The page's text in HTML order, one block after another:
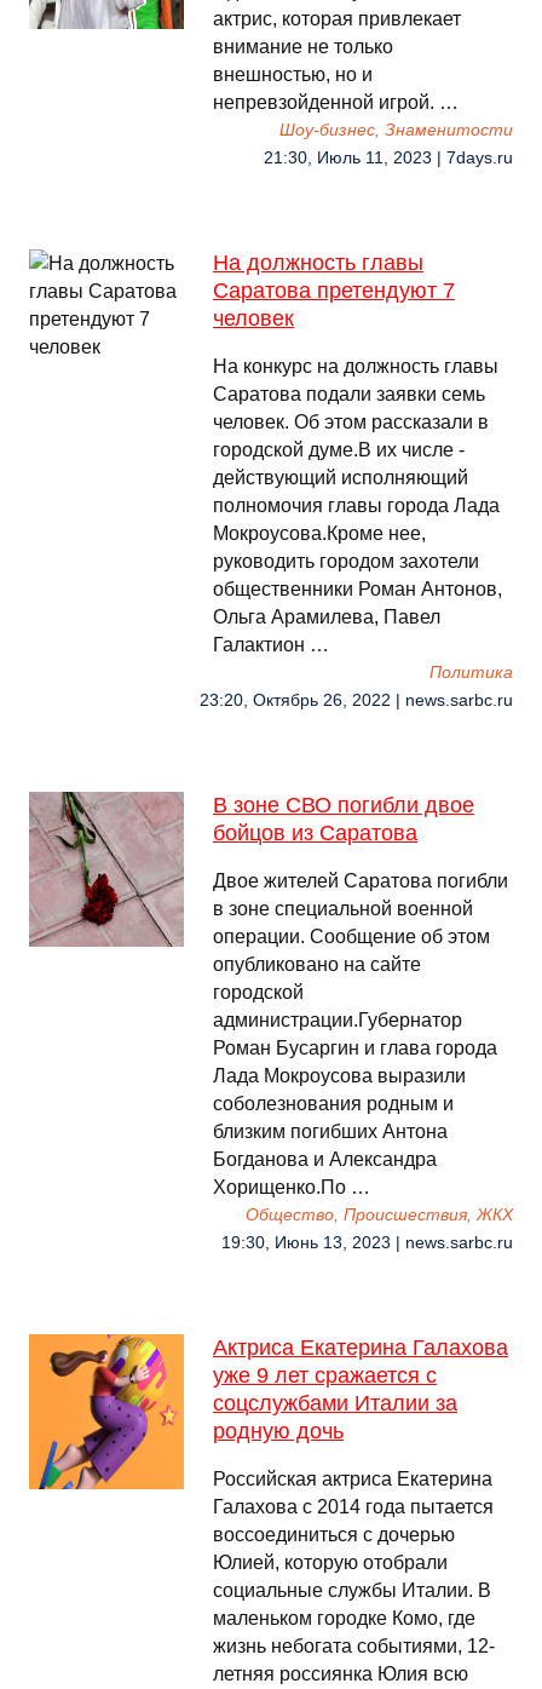
актрис, которая привлекает
внимание не только
внешностью, но и
непревзойденной игрой. …
Шоу-бизнес, Знаменитости
21:30, Июль 11, 2023 | 7days.ru
На должность главы
Саратова претендуют 7
человек
На конкурс на должность главы
Саратова подали заявки семь
человек. Об этом рассказали в
городской думе.В их числе -
действующий исполняющий
полномочия главы города Лада
Мокроусова.Кроме нее,
руководить городом захотели
общественники Роман Антонов,
Ольга Арамилева, Павел
Галактион …
Политика
23:20, Октябрь 26, 2022 | news.sarbc.ru
В зоне СВО погибли двое
бойцов из Саратова
Двое жителей Саратова погибли
в зоне специальной военной
операции. Сообщение об этом
опубликовано на сайте
городской
администрации.Губернатор
Роман Бусаргин и глава города
Лада Мокроусова выразили
соболезнования родным и
близким погибших Антона
Богданова и Александра
Хорищенко.По …
Общество, Происшествия, ЖКХ
19:30, Июнь 13, 2023 | news.sarbc.ru
Актриса Екатерина Галахова
уже 9 лет сражается с
соцслужбами Италии за
родную дочь
Российская актриса Екатерина
Галахова с 2014 года пытается
воссоединиться с дочерью
Юлией, которую отобрали
социальные службы Италии. В
маленьком городке Комо, где
жизнь небогата событиями, 12-
летняя россиянка Юлия всю